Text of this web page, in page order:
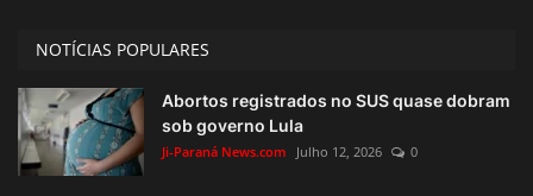
NOTÍCIAS POPULARES
Abortos registrados no SUS quase dobram
sob governo Lula
Ji-Paraná News.com Julho 12, 2026 0